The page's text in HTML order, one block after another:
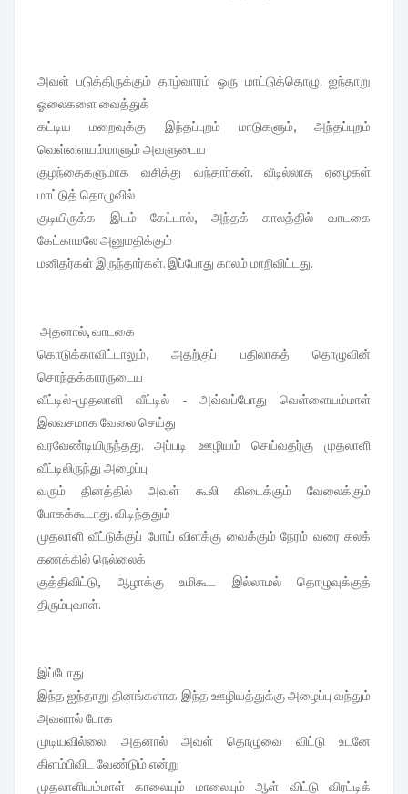
அவள் படுத்திருக்கும் தாழ்வாரம் ஒரு மாட்டுத்தொழு. ஐந்தாறு
ஓலைகளை வைத்துக்
கட்டிய மறைவுக்கு இந்தப்புறம் மாடுகளும், அந்தப்புறம்
வெள்ளையம்மாளும் அவளுடைய
குழந்தைகளுமாக வசித்து வந்தார்கள். வீடில்லாத ஏழைகள்
மாட்டுத் தொழுவில்
குடியிருக்க இடம் கேட்டால், அந்தக் காலத்தில் வாடகை
கேட்காமலே அனுமதிக்கும்
மனிதர்கள் இருந்தார்கள். இப்போது காலம் மாறிவிட்டது.
அதனால், வாடகை
கொடுக்காவிட்டாலும், அதற்குப் பதிலாகத் தொழுவின்
சொந்தக்காரருடைய
வீட்டில்-முதலாளி வீட்டில் - அவ்வப்போது வெள்ளையம்மாள்
இலவசமாக வேலை செய்து
வரவேண்டியிருந்தது. அப்படி ஊழியம் செய்வதர்கு முதலாளி
வீட்டிலிருந்து அழைப்பு
வரும் தினத்தில் அவள் கூலி கிடைக்கும் வேலைக்கும்
போகக்கூடாது. விடிந்ததும்
முதலாளி வீட்டுக்குப் போய் விளக்கு வைக்கும் நேரம் வரை கலக்
கணக்கில் நெல்லைக்
குத்திவிட்டு, ஆழாக்கு உமிகூட இல்லாமல் தொழுவுக்குத்
திரும்புவாள்.
இப்போது
இந்த ஐந்தாறு தினங்களாக இந்த ஊழியத்துக்கு அழைப்பு வந்தும்
அவளால் போக
முடியவில்லை. அதனால் அவள் தொழுவை விட்டு உடனே
கிளம்பிவிட வேண்டும் என்று
முதலாளியம்மாள் காலையும் மாலையும் ஆள் விட்டு விரட்டிக்